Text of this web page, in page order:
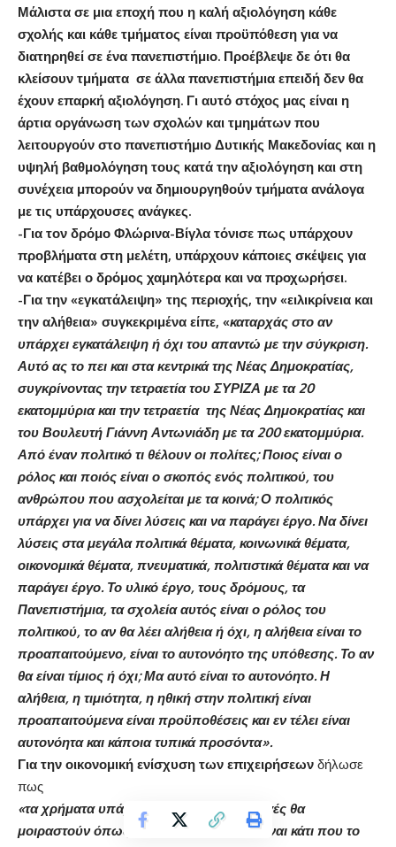
Μάλιστα σε μια εποχή που η καλή αξιολόγηση κάθε
σχολής και κάθε τμήματος είναι προϋπόθεση για να
διατηρηθεί σε ένα πανεπιστήμιο. Προέβλεψε δε ότι θα
κλείσουν τμήματα σε άλλα πανεπιστήμια επειδή δεν θα
έχουν επαρκή αξιολόγηση. Γι αυτό στόχος μας είναι η
άρτια οργάνωση των σχολών και τμημάτων που
λειτουργούν στο πανεπιστήμιο Δυτικής Μακεδονίας και η
υψηλή βαθμολόγηση τους κατά την αξιολόγηση και στη
συνέχεια μπορούν να δημιουργηθούν τμήματα ανάλογα
με τις υπάρχουσες ανάγκες.
-Για τον δρόμο Φλώρινα-Βίγλα τόνισε πως υπάρχουν
προβλήματα στη μελέτη, υπάρχουν κάποιες σκέψεις για
να κατέβει ο δρόμος χαμηλότερα και να προχωρήσει.
-Για την «εγκατάλειψη» της περιοχής, την «ειλικρίνεια και
την αλήθεια» συγκεκριμένα είπε, «καταρχάς στο αν
υπάρχει εγκατάλειψη ή όχι του απαντώ με την σύγκριση.
Αυτό ας το πει και στα κεντρικά της Νέας Δημοκρατίας,
συγκρίνοντας την τετραετία του ΣΥΡΙΖΑ με τα 20
εκατομμύρια και την τετραετία της Νέας Δημοκρατίας και
του Βουλευτή Γιάννη Αντωνιάδη με τα 200 εκατομμύρια.
Από έναν πολιτικό τι θέλουν οι πολίτες; Ποιος είναι ο
ρόλος και ποιός είναι ο σκοπός ενός πολιτικού, του
ανθρώπου που ασχολείται με τα κοινά; Ο πολιτικός
υπάρχει για να δίνει λύσεις και να παράγει έργο. Να δίνει
λύσεις στα μεγάλα πολιτικά θέματα, κοινωνικά θέματα,
οικονομικά θέματα, πνευματικά, πολιτιστικά θέματα και να
παράγει έργο. Το υλικό έργο, τους δρόμους, τα
Πανεπιστήμια, τα σχολεία αυτός είναι ο ρόλος του
πολιτικού, το αν θα λέει αλήθεια ή όχι, η αλήθεια είναι το
προαπαιτούμενο, είναι το αυτονόητο της υπόθεσης. Το αν
θα είναι τίμιος ή όχι; Μα αυτό είναι το αυτονόητο. Η
αλήθεια, η τιμιότητα, η ηθική στην πολιτική είναι
προαπαιτούμενα είναι προϋποθέσεις και εν τέλει είναι
αυτονόητα και κάποια τυπικά προσόντα».
Για την οικονομική ενίσχυση των επιχειρήσεων δήλωσε
πως
«τα χρήματα υπάρχουν και μετά τις εκλογές θα
μοιραστούν όπως ακριβώς το είπαμε , είναι κάτι που το